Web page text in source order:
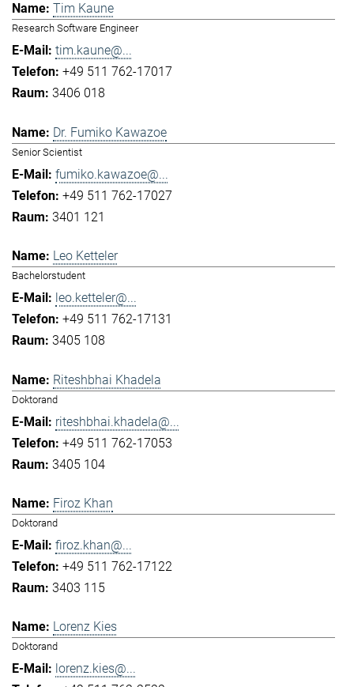
Tim Kaune
Research Software Engineer
tim.kaune@...
+49 511 762-17017
3406 018
Dr. Fumiko Kawazoe
Senior Scientist
fumiko.kawazoe@...
+49 511 762-17027
3401 121
Leo Ketteler
Bachelorstudent
leo.ketteler@...
+49 511 762-17131
3405 108
Riteshbhai Khadela
Doktorand
riteshbhai.khadela@...
+49 511 762-17053
3405 104
Firoz Khan
Doktorand
firoz.khan@...
+49 511 762-17122
3403 115
Lorenz Kies
Doktorand
lorenz.kies@...